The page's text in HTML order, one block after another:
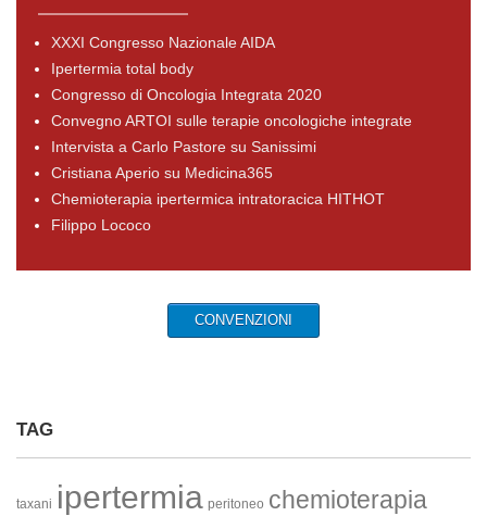
XXXI Congresso Nazionale AIDA
Ipertermia total body
Congresso di Oncologia Integrata 2020
Convegno ARTOI sulle terapie oncologiche integrate
Intervista a Carlo Pastore su Sanissimi
Cristiana Aperio su Medicina365
Chemioterapia ipertermica intratoracica HITHOT
Filippo Lococo
CONVENZIONI
TAG
taxani ipertermia peritoneo chemioterapia